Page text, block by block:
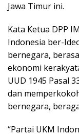
Jawa Timur ini.
Kata Ketua DPP
Indonesia ber-
bernegara,
ekonomi
UUD 1945 Pasal
dan
bernegara,
“Partai UKM